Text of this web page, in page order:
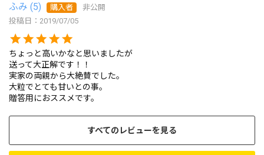
ふみ 5 購入者
非公開
投稿日
2019/07/05
ちょっと高いかなと思いましたが
送って大正解です！！
実家の両親から大絶賛でした。
大粒でとても甘いとの事。
贈答用におススメです。
すべてのレビューを見る